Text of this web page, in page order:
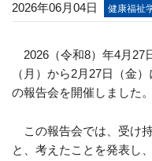
2026年06月04日 健康福祉
2026（令和8）年4月 27
（月）から2月 27日（金）
の報告会を開催しました。
この報告会では、受け
と、考えたことを発表し